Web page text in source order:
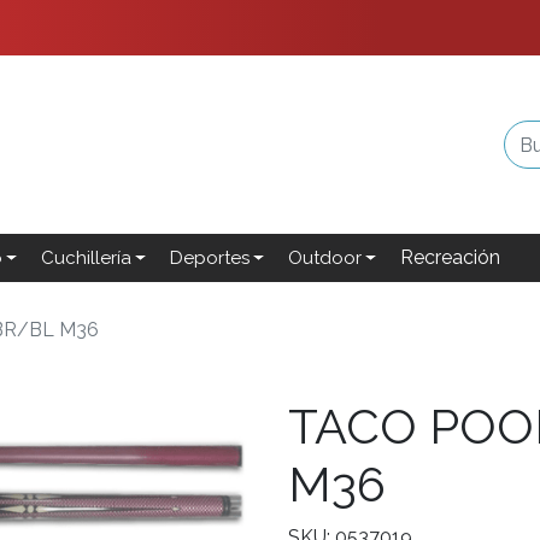
Cuchillería Deportes Outdoor Recreación
BL M36
TACO
M36